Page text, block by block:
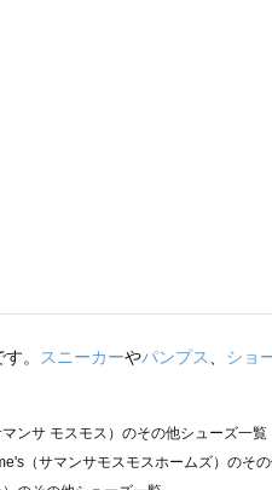
。 スニーカーやパンプス ショ
ンサ モスモス）のその他シューズ一覧
（サマンサモスモスホームズ）のそ